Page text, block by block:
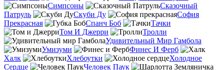
Симпсоны
Сказочный
Патруль
Скуби Ду
София
Прекрасная
Спанч Боб
Тачки
Том И Джерри
Тролли
Удивительный Мир Гамбола
Умизуми
Финес И Ферб
Халк
Хлебоутки
Холодное
Сердце
Человек Паук